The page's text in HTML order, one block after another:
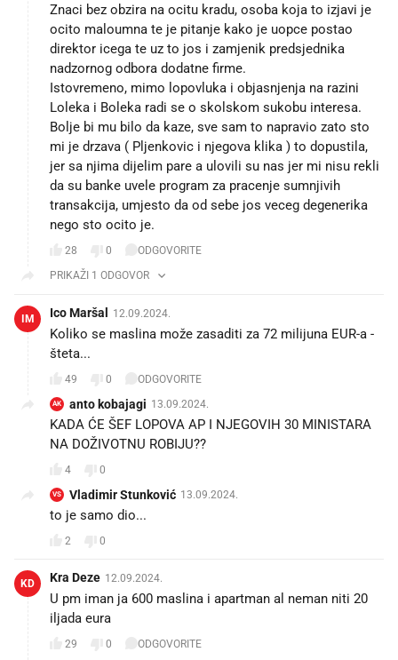
Znaci bez obzira na ocitu kradu, osoba koja to izjavi je
ocito maloumna te je pitanje kako je uopce postao
direktor icega te uz to jos i zamjenik predsjednika
nadzornog odbora dodatne firme.
Istovremeno, mimo lopovluka i objasnjenja na razini
Loleka i Boleka radi se o skolskom sukobu interesa.
Bolje bi mu bilo da kaze, sve sam to napravio zato sto
mi je drzava ( Pljenkovic i njegova klika ) to dopustila,
jer sa njima dijelim pare a ulovili su nas jer mi nisu rekli
da su banke uvele program za pracenje sumnjivih
transakcija, umjesto da od sebe jos veceg degenerika
nego sto ocito je.
28 0
ODGOVORITE
PRIKAŽI 1 ODGOVOR
IM Ico Maršal 12.09.2024.
Koliko se maslina može zasaditi za 72 milijuna EUR-a -
šteta...
49 0 ODGOVORITE
AK anto kobajagi 13.09.2024.
KADA ĆE ŠEF LOPOVA AP I NJEGOVIH 30 MINISTARA
NA DOŽIVOTNU ROBIJU??
4 0
VS Vladimir Stunković 13.09.2024.
to je samo dio...
2 0
KD Kra Deze 12.09.2024.
U pm iman ja 600 maslina i apartman al neman niti 20
iljada eura
29 0 ODGOVORITE